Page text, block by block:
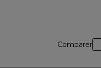
Comparer